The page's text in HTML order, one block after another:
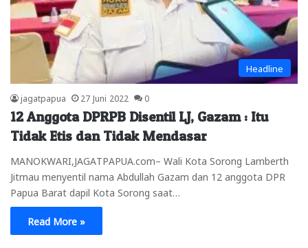
Headline
jagatpapua 27 Juni 2022 0
12 Anggota DPRPB Disentil LJ, Gazam : Itu
Tidak Etis dan Tidak Mendasar
MANOKWARI,JAGATPAPUA.com– Wali Kota Sorong Lamberth
Jitmau menyentil nama Abdullah Gazam dan 12 anggota DPR
Papua Barat dapil Kota Sorong saat…
Read More »